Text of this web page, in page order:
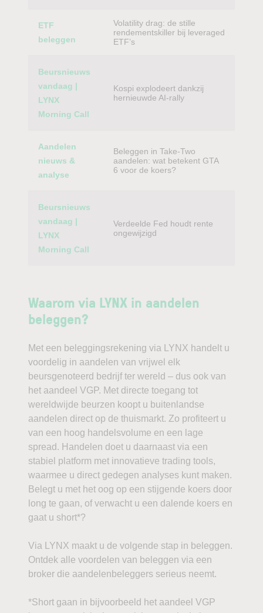
ETF
beleggen
Volatility drag: de stille
rendementskiller bij leveraged
ETF’s
Beursnieuws
vandaag |
LYNX
Morning Call
Kospi explodeert dankzij
hernieuwde AI-rally
Aandelen
nieuws &
analyse
Beleggen in Take-Two
aandelen: wat betekent GTA
6 voor de koers?
Beursnieuws
vandaag |
LYNX
Morning Call
Verdeelde Fed houdt rente
ongewijzigd
Waarom via LYNX in aandelen
beleggen?
Met een beleggingsrekening via LYNX handelt u
voordelig in aandelen van vrijwel elk
beursgenoteerd bedrijf ter wereld – dus ook van
het aandeel VGP. Met directe toegang tot
wereldwijde beurzen koopt u buitenlandse
aandelen direct op de thuismarkt. Zo profiteert u
van een hoog handelsvolume en een lage
spread. Handelen doet u daarnaast via een
stabiel platform met innovatieve trading tools,
waarmee u direct gedegen analyses kunt maken.
Belegt u met het oog op een stijgende koers door
long te gaan, of verwacht u een dalende koers en
gaat u short*?
Via LYNX maakt u de volgende stap in beleggen.
Ontdek alle voordelen van beleggen via een
broker die aandelenbeleggers serieus neemt.
*Short gaan in bijvoorbeeld het aandeel VGP